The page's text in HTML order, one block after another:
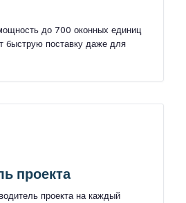
стёкла
(уголок находок) Подобрать цвет
до 700 оконных единиц
быструю поставку даже для
проекта
проекта на каждый